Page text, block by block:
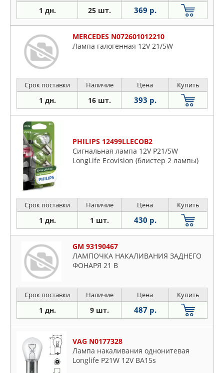
1 дн. 25 шт. 369 р.
MERCEDES N072601012210
Лампа галогенная 12V 21/5W
Срок поставки Наличие Цена Купить
1 дн. 16 шт. 393 р.
PHILIPS 12499LLECOB2
Сигнальная лампа 12V P21/5W
LongLife Ecovision (блистер 2 лампы)
Срок поставки Наличие Цена Купить
1 дн. 1 шт. 430 р.
GM 93190467
ЛАМПОЧКА НАКАЛИВАНИЯ ЗАДНЕГО
ФОНАРЯ 21 В
Срок поставки Наличие Цена Купить
1 дн. 9 шт. 487 р.
VAG N0177328
Лампа накаливания однонитевая
Longlife P21W 12V BA15s